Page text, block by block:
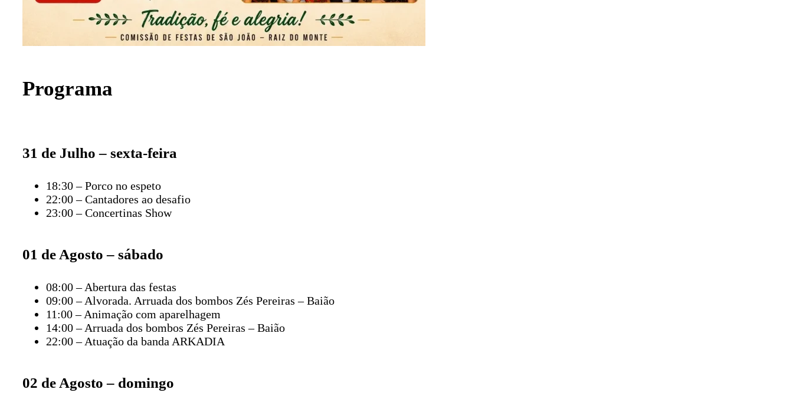
Programa
31 de Julho – sexta-feira
18:30 – Porco no espeto
22:00 – Cantadores ao desafio
23:00 – Concertinas Show
01 de Agosto – sábado
08:00 – Abertura das festas
09:00 – Alvorada. Arruada dos bombos Zés Pereiras – Baião
11:00 – Animação com aparelhagem
14:00 – Arruada dos bombos Zés Pereiras – Baião
22:00 – Atuação da banda ARKADIA
02 de Agosto – domingo